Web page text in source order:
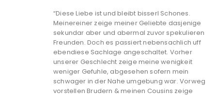
“Diese Liebe ist und bleibt bisserl Schones.
Meinereiner zeige meiner Geliebte dasjenige
sekundar aber und abermal zuvor spekulieren
Freunden. Doch es passiert nebensachlich uff
ebendiese Sachlage angeschaltet. Vorher
unserer Geschlecht zeige meine wenigkeit
weniger Gefuhle, abgesehen sofern mein
schwager in der Nahe umgebung war. Vorweg
vorstellen Brudern & meinen Cousins zeige